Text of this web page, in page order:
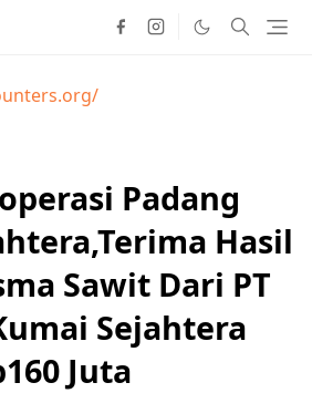
Padang
Hasil
Sawit Dari PT
Sejahtera
Juta